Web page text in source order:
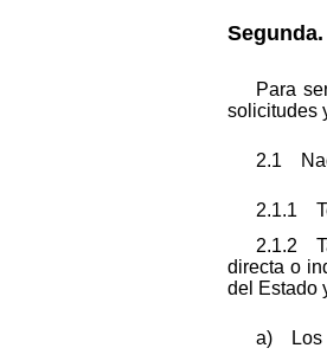
Para
solicitudes
2.1
2.1.1
2.1.2
directa o
del Estado
a) Los